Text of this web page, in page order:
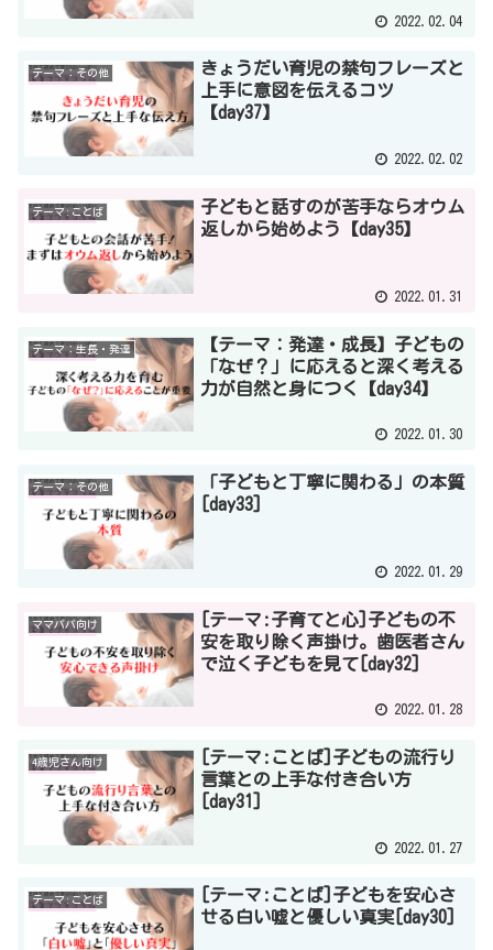
2022.02.04
テーマ：その他
きょうだい育児の禁句フレーズと
上手に意図を伝えるコツ
【day37】
2022.02.02
テーマ:ことば
子どもと話すのが苦手ならオウム
返しから始めよう【day35】
2022.01.31
テーマ：生長・発達
【テーマ：発達・成長】子どもの
「なぜ？」に応えると深く考える
力が自然と身につく【day34】
2022.01.30
テーマ：その他
「子どもと丁寧に関わる」の本質
[day33]
2022.01.29
ママパパ向け
[テーマ:子育てと心]子どもの不
安を取り除く声掛け。歯医者さん
で泣く子どもを見て[day32]
2022.01.28
4歳児さん向け
[テーマ:ことば]子どもの流行り
言葉との上手な付き合い方
[day31]
2022.01.27
テーマ:ことば
[テーマ:ことば]子どもを安心さ
せる白い嘘と優しい真実[day30]